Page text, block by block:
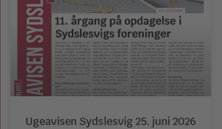
Ugeavisen Sydslesvig 25. juni 2026